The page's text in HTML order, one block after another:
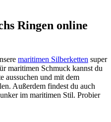
Ringen online
maritimen Silberketten super
maritimen Schmuck kannst du
aussuchen und mit dem
Außerdem findest du auch
im maritimen Stil. Probier